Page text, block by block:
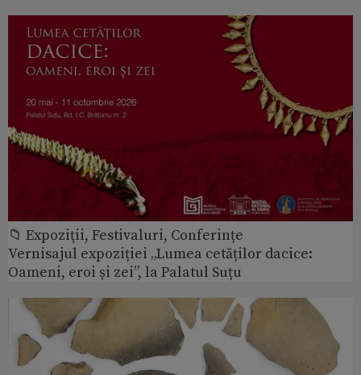
📁 Expoziţii, Festivaluri, Conferințe
Vernisajul expoziției „Lumea cetăților dacice:
Oameni, eroi și zei”, la Palatul Suțu